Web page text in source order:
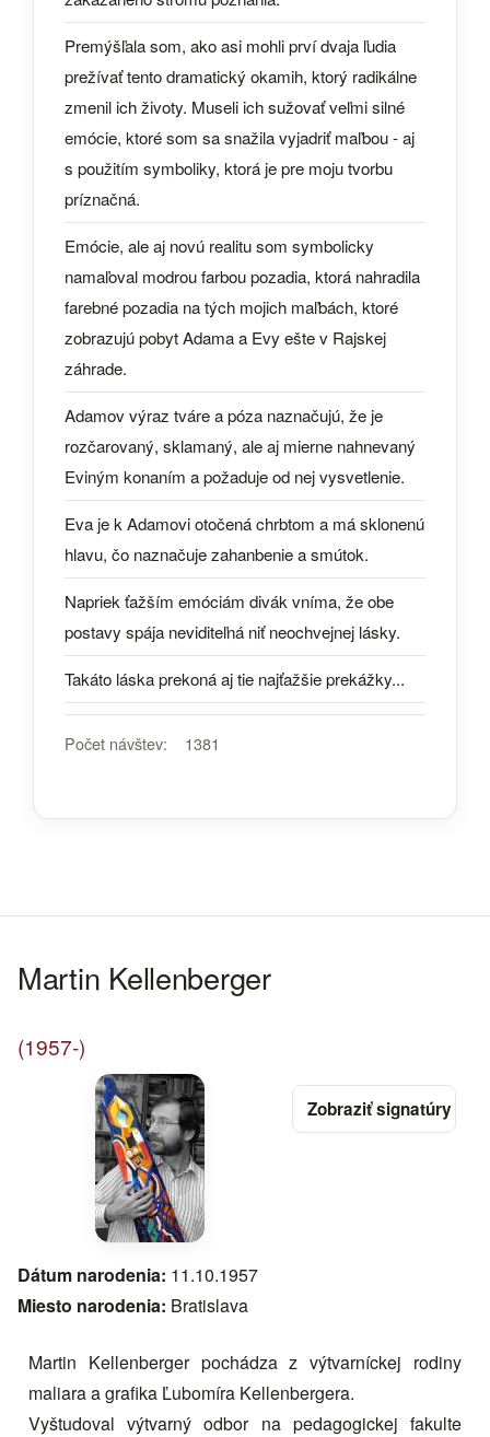
Premýšľala som, ako asi mohli prví dvaja ľudia
prežívať tento dramatický okamih, ktorý radikálne
zmenil ich životy. Museli ich sužovať veľmi silné
emócie, ktoré som sa snažila vyjadriť maľbou - aj
s použitím symboliky, ktorá je pre moju tvorbu
príznačná.
Emócie, ale aj novú realitu som symbolicky
namaľoval modrou farbou pozadia, ktorá nahradila
farebné pozadia na tých mojich maľbách, ktoré
zobrazujú pobyt Adama a Evy ešte v Rajskej
záhrade.
Adamov výraz tváre a póza naznačujú, že je
rozčarovaný, sklamaný, ale aj mierne nahnevaný
Eviným konaním a požaduje od nej vysvetlenie.
Eva je k Adamovi otočená chrbtom a má sklonenú
hlavu, čo naznačuje zahanbenie a smútok.
Napriek ťažším emóciám divák vníma, že obe
postavy spája neviditeľná niť neochvejnej lásky.
Takáto láska prekoná aj tie najťažšie prekážky...
Počet návštev: 1381
Martin Kellenberger
(1957-)
Dátum narodenia: 11.10.1957
Miesto narodenia: Bratislava
Martin Kellenberger pochádza z výtvarníckej rodiny
maliara a grafika Ľubomíra Kellenbergera.
Vyštudoval výtvarný odbor na pedagogickej fakulte